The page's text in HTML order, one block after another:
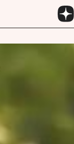
содержанию